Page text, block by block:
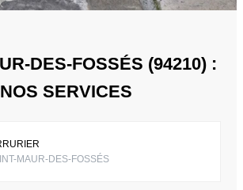
DES-FOSSÉS (94210) :
NOS SERVICES
MAUR-DES-FOSSÉS